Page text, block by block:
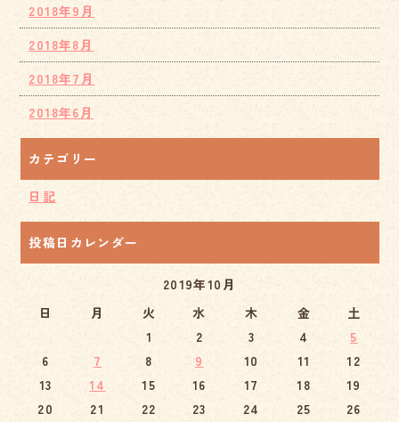
2018年9月
2018年8月
2018年7月
2018年6月
カテゴリー
日記
投稿日カレンダー
2019年10月
日
月 火 水 木 金
土
1
2 3 4
5
6
7 8 9 10 11
12
13
14 15 16 17 18
19
20
21 22 23 24 25 26